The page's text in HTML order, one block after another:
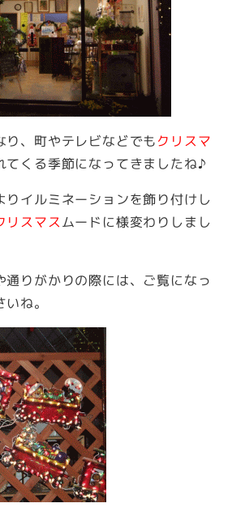
り、町やテレビなどでもクリスマ
てくる季節になってきましたね♪
りイルミネーションを飾り付けし
リスマスムードに様変わりしまし
通りがかりの際には、ご覧になっ
ね。